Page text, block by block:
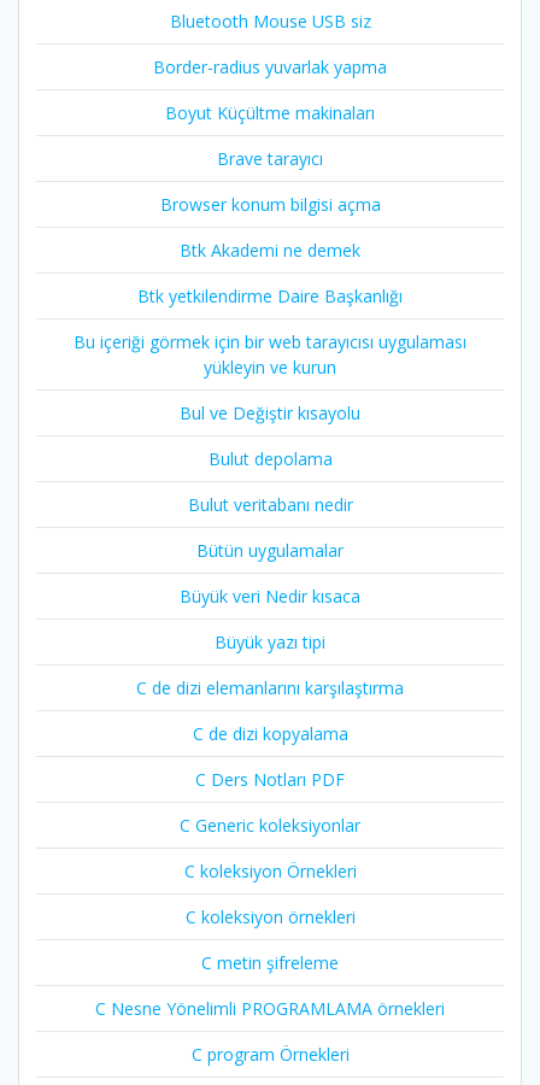
Bluetooth Mouse USB siz
Border-radius yuvarlak yapma
Boyut Küçültme makinaları
Brave tarayıcı
Browser konum bilgisi açma
Btk Akademi ne demek
Btk yetkilendirme Daire Başkanlığı
Bu içeriği görmek için bir web tarayıcısı uygulaması
yükleyin ve kurun
Bul ve Değiştir kısayolu
Bulut depolama
Bulut veritabanı nedir
Bütün uygulamalar
Büyük veri Nedir kısaca
Büyük yazı tipi
C de dizi elemanlarını karşılaştırma
C de dizi kopyalama
C Ders Notları PDF
C Generic koleksiyonlar
C koleksiyon Örnekleri
C koleksiyon örnekleri
C metin şifreleme
C Nesne Yönelimli PROGRAMLAMA örnekleri
C program Örnekleri